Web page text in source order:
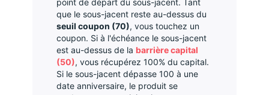
point de départ du sous-jacent. Tant
que le sous-jacent reste au-dessus du
seuil coupon (70), vous touchez un
coupon. Si à l'échéance le sous-jacent
est au-dessus de la barrière capital
(50), vous récupérez 100% du capital.
Si le sous-jacent dépasse 100 à une
date anniversaire, le produit se